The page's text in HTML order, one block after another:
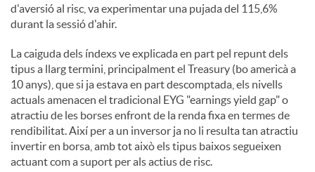
e
c
o
n
d'aversió al risc, va experimentar una pujada del 115,6%
durant la sessió d'ahir.
La caiguda dels índexs ve explicada en part pel repunt dels
tipus a llarg termini, principalment el Treasury (bo americà a
10 anys), que si ja estava en part descomptada, els nivells
actuals amenacen el tradicional EYG "earnings yield gap" o
atractiu de les borses enfront de la renda fixa en termes de
rendibilitat. Així per a un inversor ja no li resulta tan atractiu
invertir en borsa, amb tot això els tipus baixos segueixen
actuant com a suport per als actius de risc.